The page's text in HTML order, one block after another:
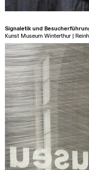
Signaletik und
Kunst Museum Winterthur |